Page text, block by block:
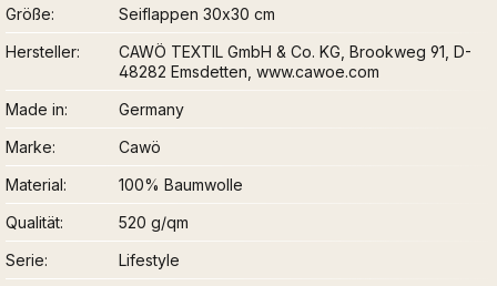
Größe
Seiflappen 30x30 cm
Hersteller
CAWÖ TEXTIL GmbH & Co. KG, Brookweg 91, D-
48282 Emsdetten, www.cawoe.com
Made in
Germany
Marke
Cawö
Material
100% Baumwolle
Qualität
520 g/qm
Serie
Lifestyle